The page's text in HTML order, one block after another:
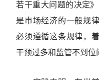
若干重大问题的决定
是市场经济的一般规
必须遵循这条规律，
干预过多和监管不到位